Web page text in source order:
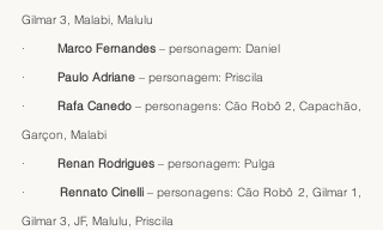
Gilmar 3, Malabi, Malulu
· Marco Fernandes – personagem: Daniel
· Paulo Adriane – personagem: Priscila
· Rafa Canedo – personagens: Cão Robô 2, Capachão,
Garçon, Malabi
· Renan Rodrigues – personagem: Pulga
· Rennato Cinelli – personagens: Cão Robô 2, Gilmar 1,
Gilmar 3, JF, Malulu, Priscila